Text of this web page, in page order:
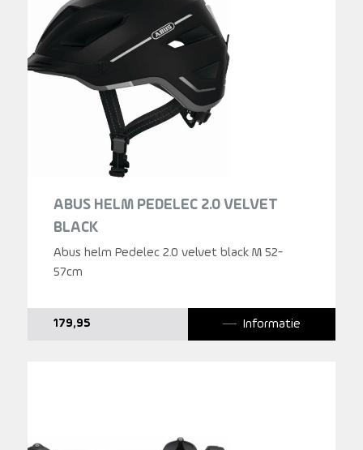
ABUS HELM PEDELEC 2.0 VELVET
BLACK
Abus helm Pedelec 2.0 velvet black M 52-
57cm
179,95 Informatie